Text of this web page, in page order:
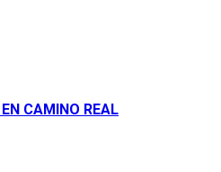
CAMINO REAL